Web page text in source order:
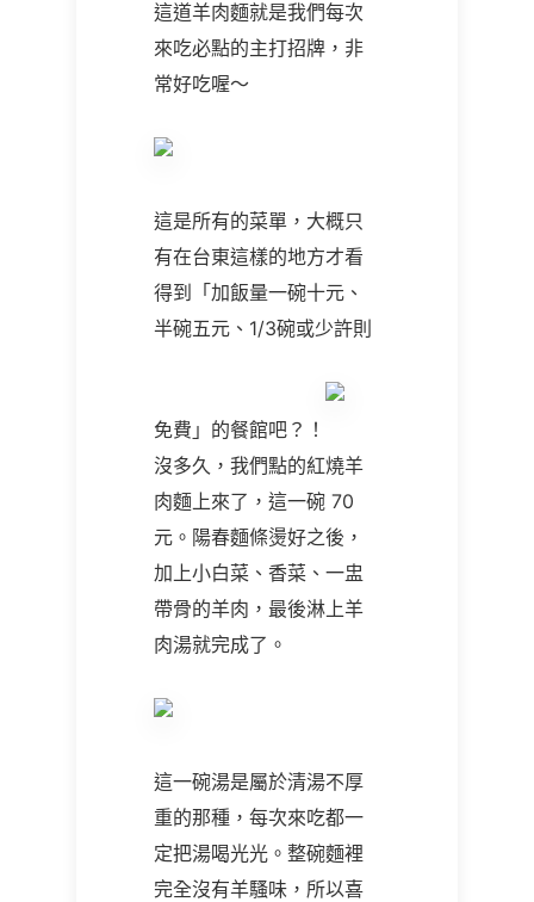
這道羊肉麵就是我們每次
來吃必點的主打招牌，非
常好吃喔～
這是所有的菜單，大概只
有在台東這樣的地方才看
得到「加飯量一碗十元、
半碗五元、 1/3碗或少許則
免費」的餐館吧？！
沒多久，我們點的紅燒羊
肉麵上來了，這一碗 70
元。陽春麵條燙好之後，
加上小白菜、香菜、一盅
帶骨的羊肉，最後淋上羊
肉湯就完成了。
這一碗湯是屬於清湯不厚
重的那種，每次來吃都一
定把湯喝光光。整碗麵裡
完全沒有羊騷味，所以喜